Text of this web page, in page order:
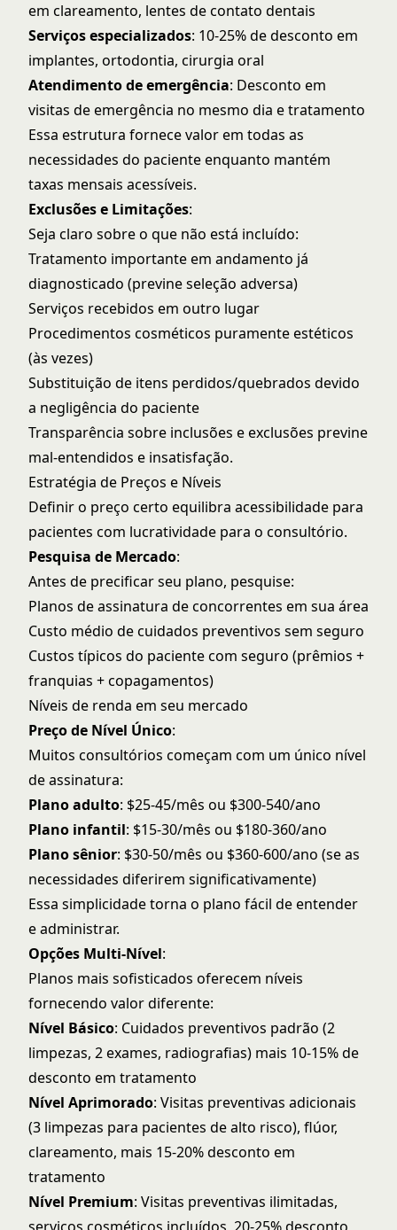
em clareamento, lentes de contato dentais
Serviços especializados: 10-25% de desconto em
implantes, ortodontia, cirurgia oral
Atendimento de emergência: Desconto em
visitas de emergência no mesmo dia e tratamento
Essa estrutura fornece valor em todas as
necessidades do paciente enquanto mantém
taxas mensais acessíveis.
Exclusões e Limitações:
Seja claro sobre o que não está incluído:
Tratamento importante em andamento já
diagnosticado (previne seleção adversa)
Serviços recebidos em outro lugar
Procedimentos cosméticos puramente estéticos
(às vezes)
Substituição de itens perdidos/quebrados devido
a negligência do paciente
Transparência sobre inclusões e exclusões previne
mal-entendidos e insatisfação.
Estratégia de Preços e Níveis
Definir o preço certo equilibra acessibilidade para
pacientes com lucratividade para o consultório.
Pesquisa de Mercado:
Antes de precificar seu plano, pesquise:
Planos de assinatura de concorrentes em sua área
Custo médio de cuidados preventivos sem seguro
Custos típicos do paciente com seguro (prêmios +
franquias + copagamentos)
Níveis de renda em seu mercado
Preço de Nível Único:
Muitos consultórios começam com um único nível
de assinatura:
Plano adulto: $25-45/mês ou $300-540/ano
Plano infantil: $15-30/mês ou $180-360/ano
Plano sênior: $30-50/mês ou $360-600/ano (se as
necessidades diferirem significativamente)
Essa simplicidade torna o plano fácil de entender
e administrar.
Opções Multi-Nível:
Planos mais sofisticados oferecem níveis
fornecendo valor diferente:
Nível Básico: Cuidados preventivos padrão (2
limpezas, 2 exames, radiografias) mais 10-15% de
desconto em tratamento
Nível Aprimorado: Visitas preventivas adicionais
(3 limpezas para pacientes de alto risco), flúor,
clareamento, mais 15-20% desconto em
tratamento
Nível Premium: Visitas preventivas ilimitadas,